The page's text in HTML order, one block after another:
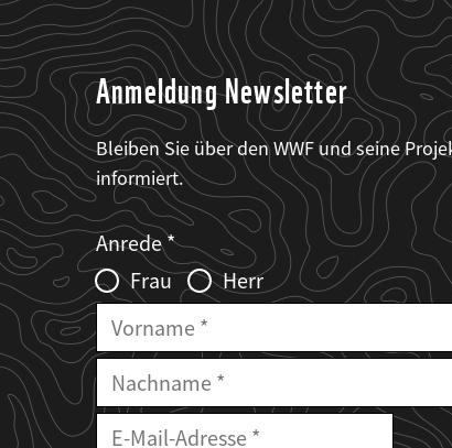
Anmeldung Newsletter
Bleiben Sie über den WWF und seine
informiert.
Web2Case
Infofelder
Fieldset
anrede_name
Anrede
Frau
Herr
Vorname
Nachname
E-
Mailadresse